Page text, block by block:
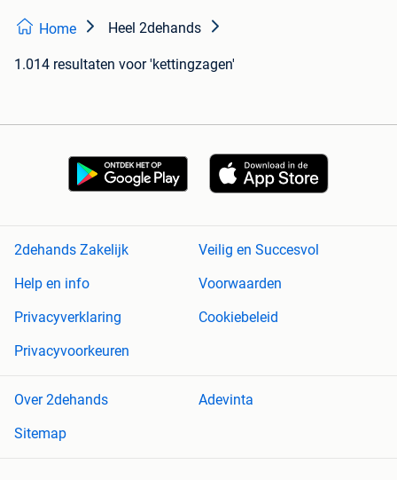
Home Heel 2dehands
1.014 resultaten voor 'kettingzagen'
2dehands Zakelijk
Veilig en Succesvol
Help en info
Voorwaarden
Privacyverklaring
Cookiebeleid
Privacyvoorkeuren
Over 2dehands
Adevinta
Sitemap